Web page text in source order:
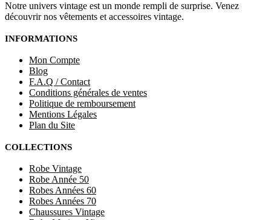
Notre univers vintage est un monde rempli de surprise. Venez
découvrir nos vêtements et accessoires vintage.
INFORMATIONS
Mon Compte
Blog
F.A.Q / Contact
Conditions générales de ventes
Politique de remboursement
Mentions Légales
Plan du Site
COLLECTIONS
Robe Vintage
Robe Année 50
Robes Années 60
Robes Années 70
Chaussures Vintage